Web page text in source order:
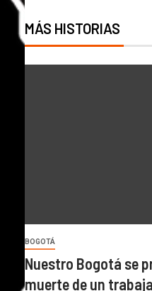
MÁS HISTORIAS
BOGOTÁ
Nuestro Bogotá se
muerte de un